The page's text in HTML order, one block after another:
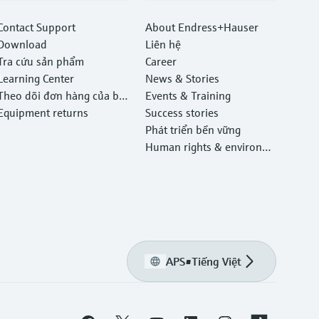
Support
cứu sản phẩm
Center
dõi đơn hàng của bạ
returns
About Endress+Hauser
Liên hệ
Career
News & Stories
Events & Training
Success stories
Phát triển bền vững
Human rights & environm
APS•Tiếng Việt